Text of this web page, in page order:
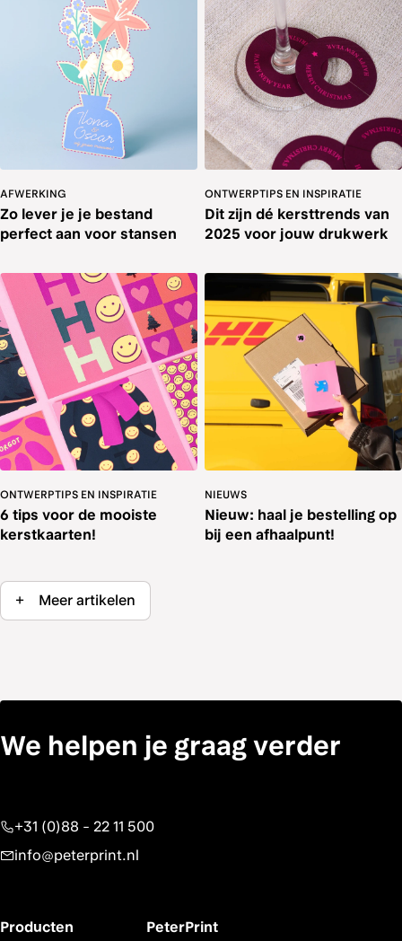
AFWERKING
Zo lever je je bestand
perfect aan voor stansen
ONTWERPTIPS EN INSPIRATIE
Dit zijn dé kersttrends van
2025 voor jouw drukwerk
ONTWERPTIPS EN INSPIRATIE
6 tips voor de mooiste
kerstkaarten!
NIEUWS
Nieuw: haal je bestelling op
bij een afhaalpunt!
+ Meer artikelen
We helpen je graag verder
+31 (0)88 - 22 11 500
info@peterprint.nl
Producten PeterPrint